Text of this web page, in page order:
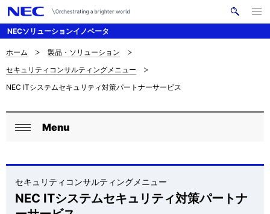
NECソリューションイノベータ
メ
ニ
ナ
ビ
ー
ン
サ
イ
内
現
在
ホーム
製品・ソリューション
セキュリティコンサルティングメニュー
NEC ITシステムセキュリティ対策パートナーサービス
ロ
カ
ル
Menu
NEC ITシステムセキュリティ対策パートナ
セキュリティコンサルティングメニュー